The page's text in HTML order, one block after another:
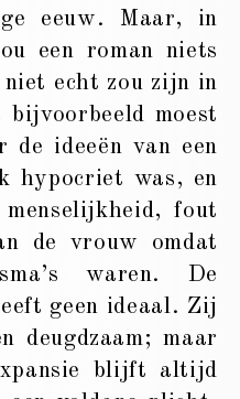
eeuw. Maar, in
een roman niets
echt zou zijn in
moest
de ideeën van een
hypocriet was, en
fout
de vrouw omdat
waren. De
geen ideaal. Zij
deugdzaam; maar
blijft altijd